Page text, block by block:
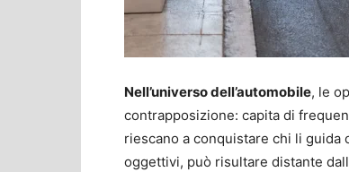
Nell’universo dell’automobile, le
contrapposizione: capita di
riescano a conquistare chi li
oggettivi, può risultare distante